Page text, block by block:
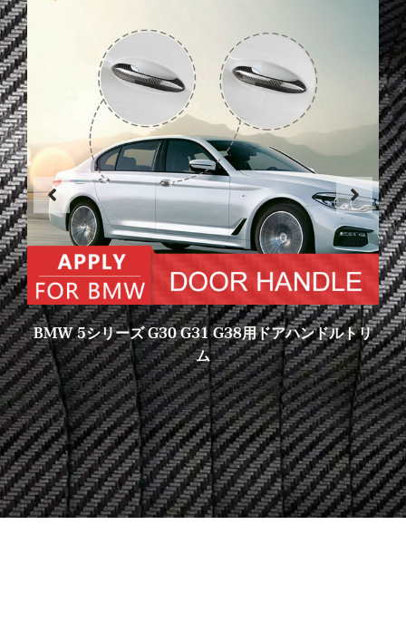
BMW 5シリーズ G30 G31 G38用ドアハンドルトリ
ム
2023 年 1 月 31 日 コメントはまだありません